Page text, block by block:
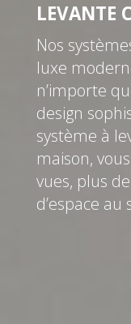
LEVANTE
Nos
luxe
n’importe
design
système à
maison,
vues, plus
d’espace au